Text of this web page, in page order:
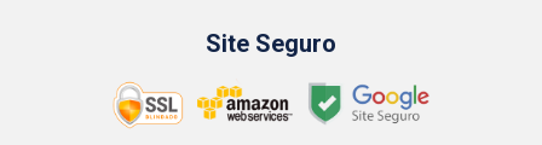
Site Seguro